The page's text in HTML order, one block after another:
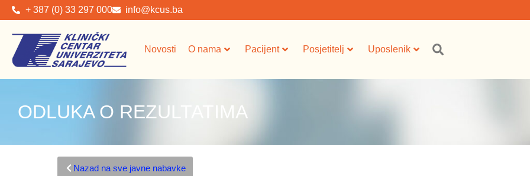
+ 387 (0) 33 297 000 info@kcus.ba
Novosti O nama Pacijent Posjetitelj Uposlenik
ODLUKA O REZULTATIMA
Nazad na sve javne nabavke